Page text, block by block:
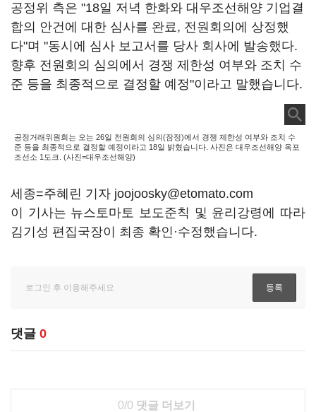
공정위 측은 "18일 저녁 한화와 대우조선해양 기업결
합의 안건에 대한 심사를 완료, 전원회의에 상정했
다"며 "동시에 심사 보고서를 당사 회사에 발송했다.
향후 전원회의 심의에서 경쟁 제한성 여부와 조치 수
준 등을 최종적으로 결정할 예정"이라고 말했습니다.
공정거래위원회는 오는 26일 전원회의 심의(잠정)에서 경쟁 제한성 여부와 조치 수
준 등을 최종적으로 결정할 예정이라고 18일 밝혔습니다. 사진은 대우조선해양 옥포
조선소 1도크. (사진=대우조선해양)
세종=주혜린 기자 joojoosky@etomato.com
이 기사는 뉴스토마토 보도준칙 및 윤리강령에 따라
김기성 편집국장이 최종 확인·수정했습니다.
댓글 0
0/0 댓글 더보기